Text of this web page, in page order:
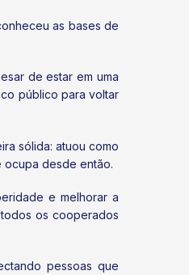
as bases de
de estar em uma
público para voltar
sólida: atuou como
ocupa desde então.
e melhorar a
os cooperados
pessoas que